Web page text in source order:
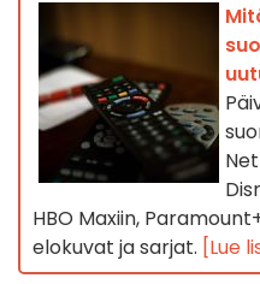
HBO Maxiin,
elokuvat ja sarjat. [Lue